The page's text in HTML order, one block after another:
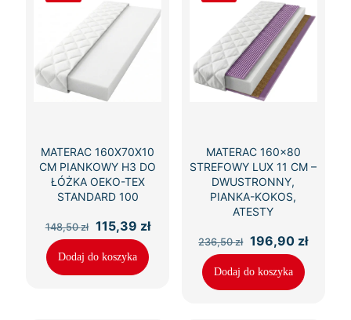
MATERAC 160X70X10
CM PIANKOWY H3 DO
ŁÓŻKA OEKO-TEX
STANDARD 100
148,50zł
Pierwotna
cena
wynosiła:
148,50 zł.
115,39 złAktualna
115,39 zł.
Dodaj do koszyka
MATERAC 160×80
STREFOWY LUX 11 CM –
DWUSTRONNY,
PIANKA-KOKOS,
ATESTY
236,50zł Pierwotna
cena
wynosiła:
236,50 zł.
196,90 zł
Dodaj do koszyka